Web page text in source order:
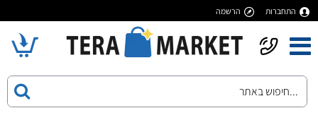
התחברות הרשמה